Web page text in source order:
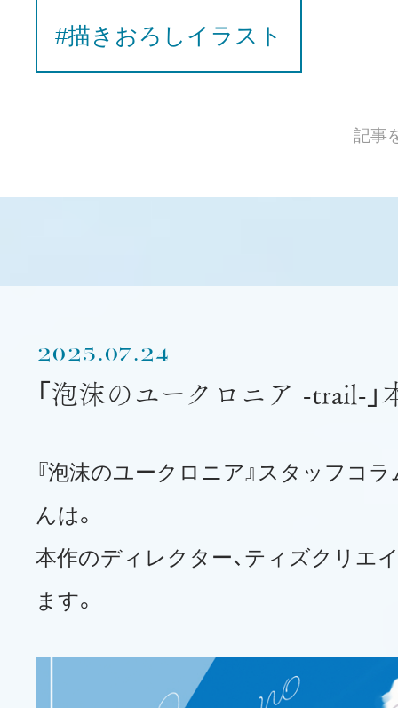
#描きおろしイラスト
記事
2025.07.24
「泡沫のユークロニア -trail-」
『泡沫のユークロニア』スタッフコ
んは。
本作のディレクター、ティズクリエ
ます。